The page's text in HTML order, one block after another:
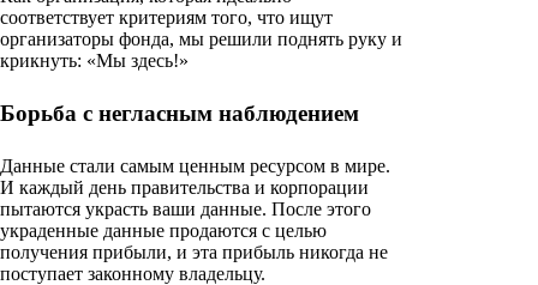
соответствует критериям того, что ищут
организаторы фонда, мы решили поднять руку и
крикнуть: «Мы здесь!»
Борьба с негласным наблюдением
Данные стали самым ценным ресурсом в мире.
И каждый день правительства и корпорации
пытаются украсть ваши данные. После этого
украденные данные продаются с целью
получения прибыли, и эта прибыль никогда не
поступает законному владельцу.